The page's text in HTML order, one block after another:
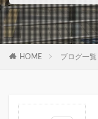
HOME ブログ一覧